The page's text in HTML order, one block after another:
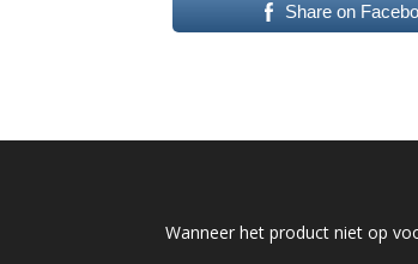
Share on
Wanneer het product niet op